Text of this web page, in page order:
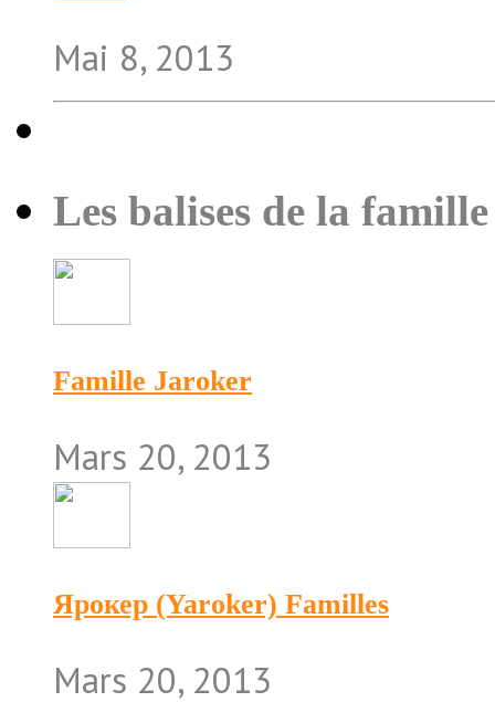
Mai 8, 2013
Les balises de la famille
Famille Jaroker
Mars 20, 2013
Ярокер (Yaroker) Familles
Mars 20, 2013